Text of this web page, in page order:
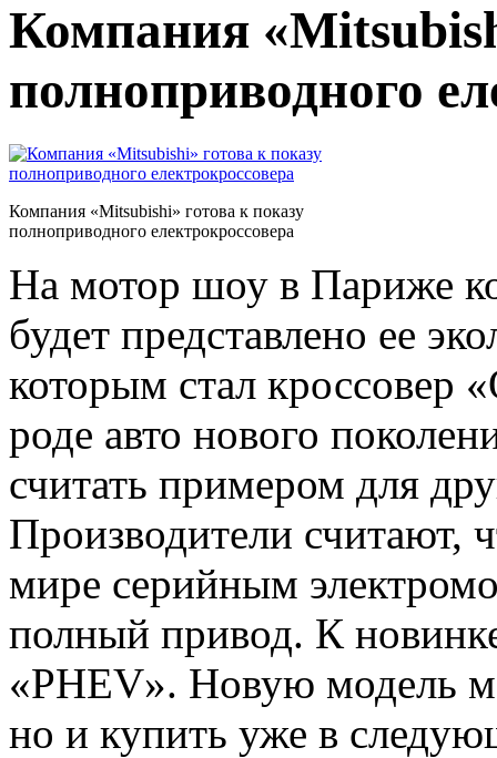
Компания
полноприводного
Компания «Mitsubishi» готова к показу
полноприводного електрокроссовера
На мотор шоу в Париже
будет представлено ее
которым стал кроссовер
роде авто нового
считать примером для
Производители считают,
мире серийным
полный привод. К
«PHEV». Новую модель
но и купить уже в